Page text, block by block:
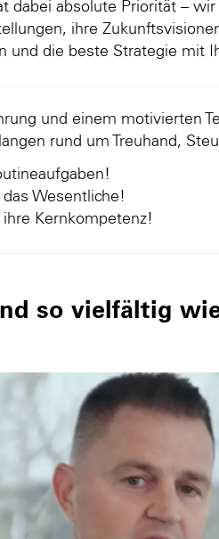
dabei absolute Priorität –
ihre
und die beste Strategie mit
und einem motivierten
rund um Treuhand,
Wesentliche!
Kernkompetenz!
so vielfältig